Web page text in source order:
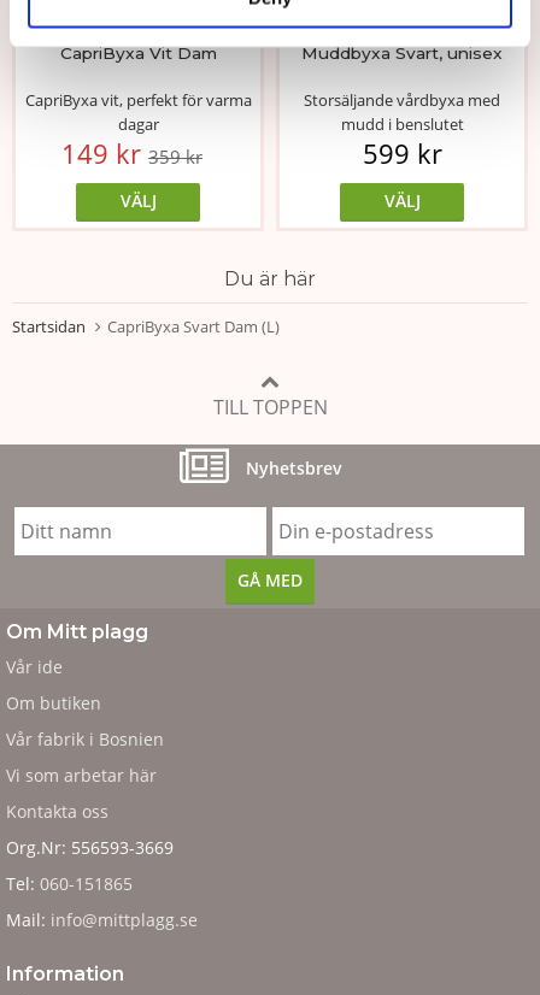
CapriByxa Vit Dam
★★★★★
CapriByxa vit, perfekt för varma
dagar
149 kr 359 kr
VÄLJ
Muddbyxa Svart, unisex
★★★★★
Storsäljande vårdbyxa med
mudd i benslutet
599 kr
VÄLJ
Du är här
Startsidan CapriByxa Svart Dam (L)
TILL TOPPEN
Nyhetsbrev
Om Mitt plagg
Vår ide
Om butiken
Vår fabrik i Bosnien
Vi som arbetar här
Kontakta oss
Org.Nr: 556593-3669
Tel: 060-151865
Mail: info@mittplagg.se
Information